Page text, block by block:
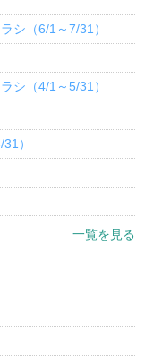
シ（6/1～7/31）
シ（4/1～5/31）
）
一覧を見る